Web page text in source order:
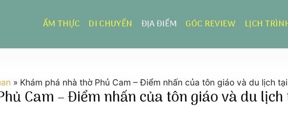
ẨM THỰC DI CHUYỂN ĐỊA ĐIỂM GÓC REVIEW LỊCH
» Khám phá nhà thờ Phủ Cam – Điểm nhấn của tôn giáo và du lịch
Cam – Điểm nhấn của tôn giáo và du